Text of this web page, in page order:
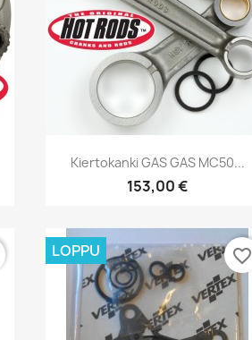
Pikakatselu
Kiertokanki GAS GAS MC50...
153,00 €
LOPPU favorite_border